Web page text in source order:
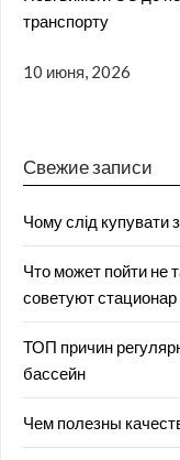
транспорту
10 июня, 2026
Свежие записи
Чому слід купувати
Что может пойти не
советуют стационар
ТОП причин
бассейн
Чем полезны